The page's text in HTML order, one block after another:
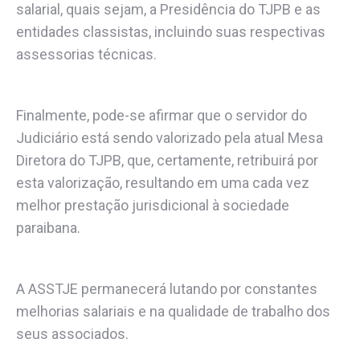
salarial, quais sejam, a Presidência do TJPB e as
entidades classistas, incluindo suas respectivas
assessorias técnicas.
Finalmente, pode-se afirmar que o servidor do
Judiciário está sendo valorizado pela atual Mesa
Diretora do TJPB, que, certamente, retribuirá por
esta valorização, resultando em uma cada vez
melhor prestação jurisdicional à sociedade
paraibana.
A ASSTJE permanecerá lutando por constantes
melhorias salariais e na qualidade de trabalho dos
seus associados.